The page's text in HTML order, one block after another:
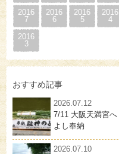
2016
7
2016
6
2016
5
2016
4
2016
3
おすすめ記事
2026.07.12
7/11 大阪天満宮へ
よし奉納
2026.07.10